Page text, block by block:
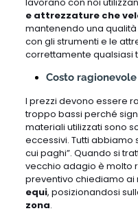
e attrezzature che
mantenendo una
con gli strumenti e le
correttamente qualsiasi
Costo ragionevole
I prezzi devono essere
troppo bassi perché
materiali utilizzati sono
eccessivi. Tutti abbiamo
cui paghi”. Quando si
vecchio adagio è molto
preventivo chiediamo ai
equi, posizionandosi
zona.